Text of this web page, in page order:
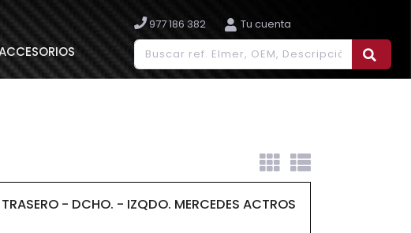
977 186 382 Tu cuenta
- DCHO. - IZQDO. MERCEDES ACTROS